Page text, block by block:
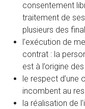
consentement
traitement de
plusieurs des
l’exécution de
contrat : la
est à l’origine
le respect d’une
incombent au
la réalisation de